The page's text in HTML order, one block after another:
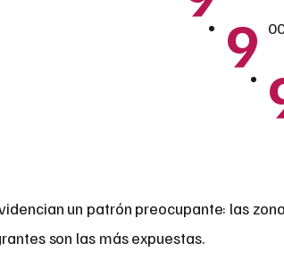
9
un patrón preocupante: las
son las más expuestas.